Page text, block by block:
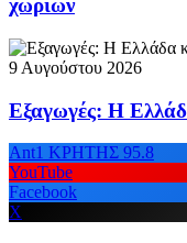
χωριών
9 Αυγούστου 2026
Εξαγωγές: Η
Ant1 ΚΡΗΤΗΣ 95.8
YouTube
Facebook
X